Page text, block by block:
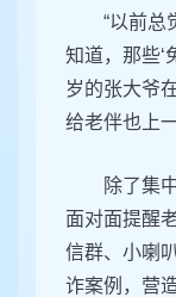
“以前总
知道，那些‘
岁的张大爷
给老伴也上一
除了集
面对面提醒
信群、小喇
诈案例，营